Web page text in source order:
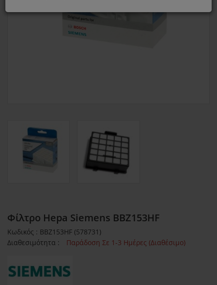
Φίλτρο Hepa Siemens BBZ153HF
Κωδικός : BBZ153HF (578731)
Διαθεσιμότητα :
Παράδοση Σε 1-3 Ημέρες (Διαθέσιμο)